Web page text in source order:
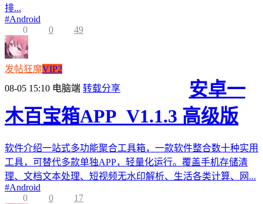
排...
#Android
0
0 49
发帖狂魔VIP2
08-05 15:10 电脑端 转载分享
安卓一
木百宝箱APP_V1.1.3 高级版
软件介绍一站式多功能聚合工具箱，一款软件整合数十种实用
工具，可替代多款单独APP，轻量化运行。覆盖手机存储清
理、文档文本处理、短视频无水印解析、生活各类计算、网...
#Android
0
0 17